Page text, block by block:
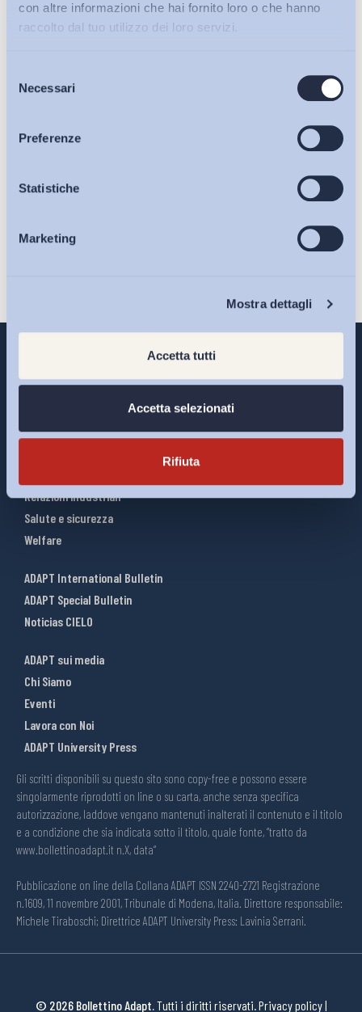
con altre informazioni che hai fornito loro o che hanno
raccolto dal tuo utilizzo dei loro servizi.
delNecessari
Preferenze
Statistiche
Marketing
Mostra dettagli
Accetta tutti
Accetta selezionati
Rifiuta
Bollettini ADAPT
Articoli
Osservatori
Eventi
Ho letto e Accetto il trattamento dei dati personali descritti
Infografiche
Relazioni industriali
Salute e sicurezza
Welfare
ADAPT International Bulletin
ADAPT Special Bulletin
Noticias CIELO
ADAPT sui media
Chi Siamo
Eventi
Lavora con Noi
ADAPT University Press
Gli scritti disponibili su questo sito sono copy-free e possono essere
singolarmente riprodotti on line o su carta, anche senza specifica
autorizzazione, laddove vengano mantenuti inalterati il contenuto e il titolo
e a condizione che sia indicata sotto il titolo, quale fonte, “tratto da
www.bollettinoadapt.it n.X, data“
Pubblicazione on line della Collana ADAPT ISSN 2240-2721 Registrazione
n.1609, 11 novembre 2001, Tribunale di Modena, Italia. Direttore responsabile:
Michele Tiraboschi; Direttrice ADAPT University Press: Lavinia Serrani.
© 2026 Bollettino Adapt.Tutti i diritti riservati.Privacy policy|